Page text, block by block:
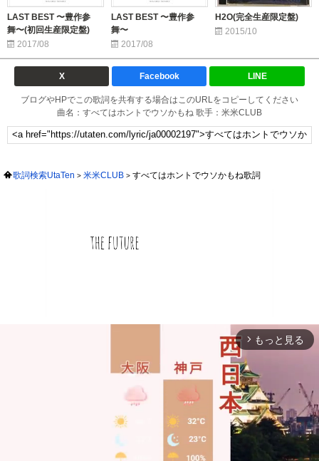
LAST BEST 〜豊作参
舞〜(初回生産限定盤)
2017/08
LAST BEST 〜豊作参
舞〜
2017/08
H2O(完全生産限定盤)
2015/10
X Facebook LINE
ブログやHPでこの歌詞を共有する場合はこのURLをコピーしてください
曲名：すべてはホントでウソかもね 歌手：米米CLUB
歌詞検索UtaTen 米米CLUB すべてはホントでウソかもね歌詞
arrow_forward_ios もっと見る